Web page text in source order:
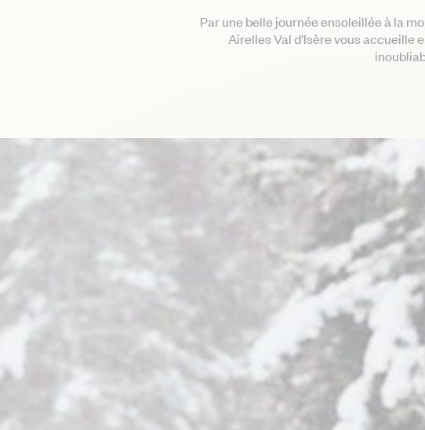
Par une belle journée ensoleillée à la
Airelles Val d’Isère vous accueille